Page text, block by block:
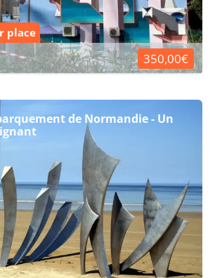
place
350,00€
de Normandie - Un